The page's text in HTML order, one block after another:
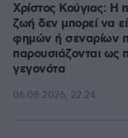
Χρίστος Κούγιας: Η
ζωή δεν μπορεί να
φημών ή σεναρίων
παρουσιάζονται ως
γεγονότα
06.08.2026, 22:24